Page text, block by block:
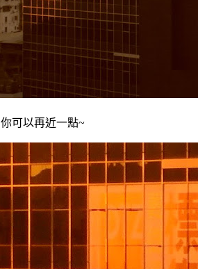
你可以再近一點~